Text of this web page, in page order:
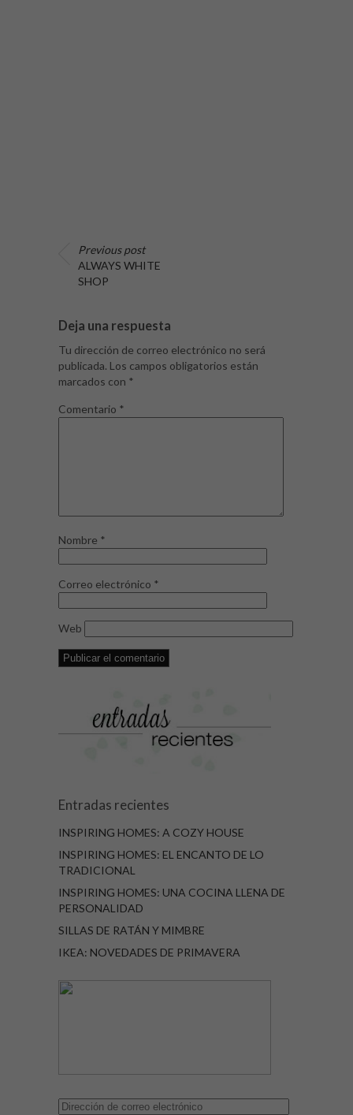
Previous post
ALWAYS WHITE
SHOP
Deja una respuesta
Tu dirección de correo electrónico no será
publicada. Los campos obligatorios están
marcados con *
Comentario *
Nombre *
Correo electrónico *
Web
Entradas recientes
INSPIRING HOMES: A COZY HOUSE
INSPIRING HOMES: EL ENCANTO DE LO
TRADICIONAL
INSPIRING HOMES: UNA COCINA LLENA DE
PERSONALIDAD
SILLAS DE RATÁN Y MIMBRE
IKEA: NOVEDADES DE PRIMAVERA
Dirección